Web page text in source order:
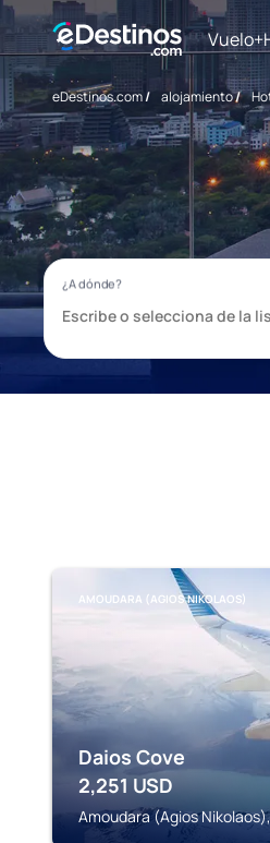
eDestinos.com/ alojamiento/
AMOUDARA (AGIOS NIKOLAOS)
Daios Cove
2,251 USD
Amoudara (Agios